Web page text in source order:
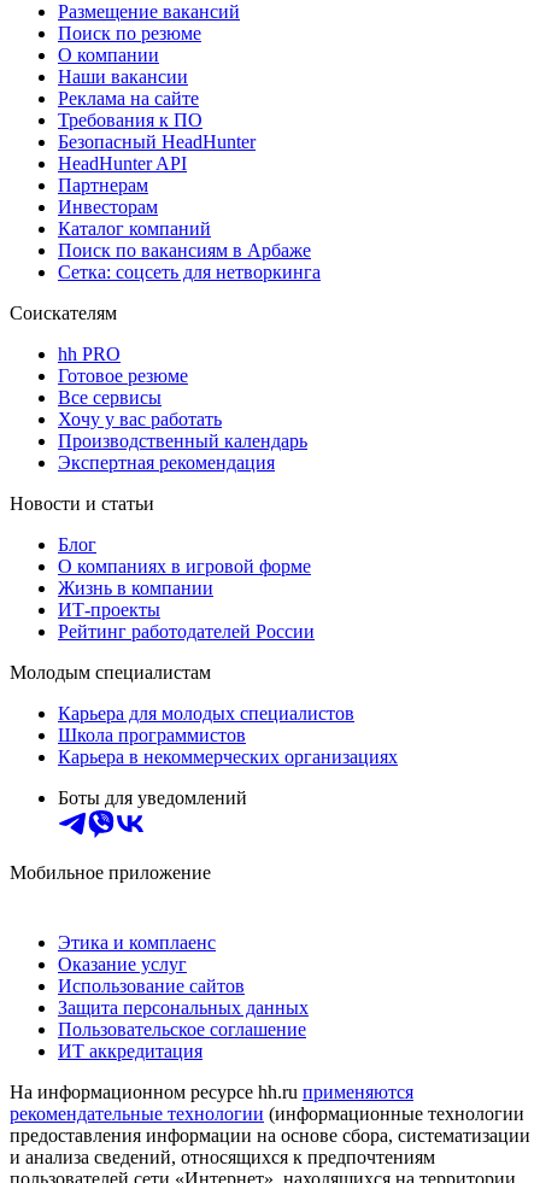
Размещение вакансий
Поиск по резюме
О компании
Наши вакансии
Реклама на сайте
Требования к ПО
Безопасный HeadHunter
HeadHunter API
Партнерам
Инвесторам
Каталог компаний
Поиск по вакансиям в Арбаже
Сетка: соцсеть для нетворкинга
Соискателям
hh PRO
Готовое резюме
Все сервисы
Хочу у вас работать
Производственный календарь
Экспертная рекомендация
Новости и статьи
Блог
О компаниях в игровой форме
Жизнь в компании
ИТ-проекты
Рейтинг работодателей России
Молодым специалистам
Карьера для молодых специалистов
Школа программистов
Карьера в некоммерческих организациях
Боты для уведомлений
Мобильное приложение
Этика и комплаенс
Оказание услуг
Использование сайтов
Защита персональных данных
Пользовательское соглашение
ИТ аккредитация
На информационном ресурсе hh.ru применяются
рекомендательные технологии (информационные технологии
предоставления информации на основе сбора, систематизации
и анализа сведений, относящихся к предпочтениям